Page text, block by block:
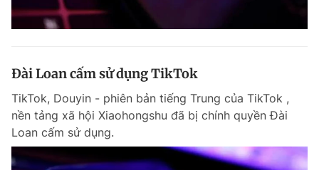
Đài Loan cấm sử dụng TikTok
TikTok, Douyin - phiên bản tiếng Trung của TikTok ,
nền tảng xã hội Xiaohongshu đã bị chính quyền Đài
Loan cấm sử dụng.